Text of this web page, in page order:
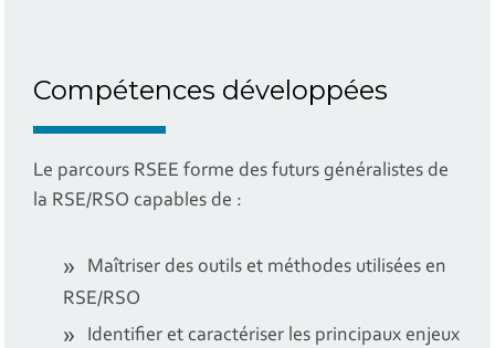
Compétences développées
Le parcours RSEE forme des futurs généralistes de
la RSE/RSO capables de :
Maîtriser des outils et méthodes utilisées en
RSE/RSO
Identifier et caractériser les principaux enjeux